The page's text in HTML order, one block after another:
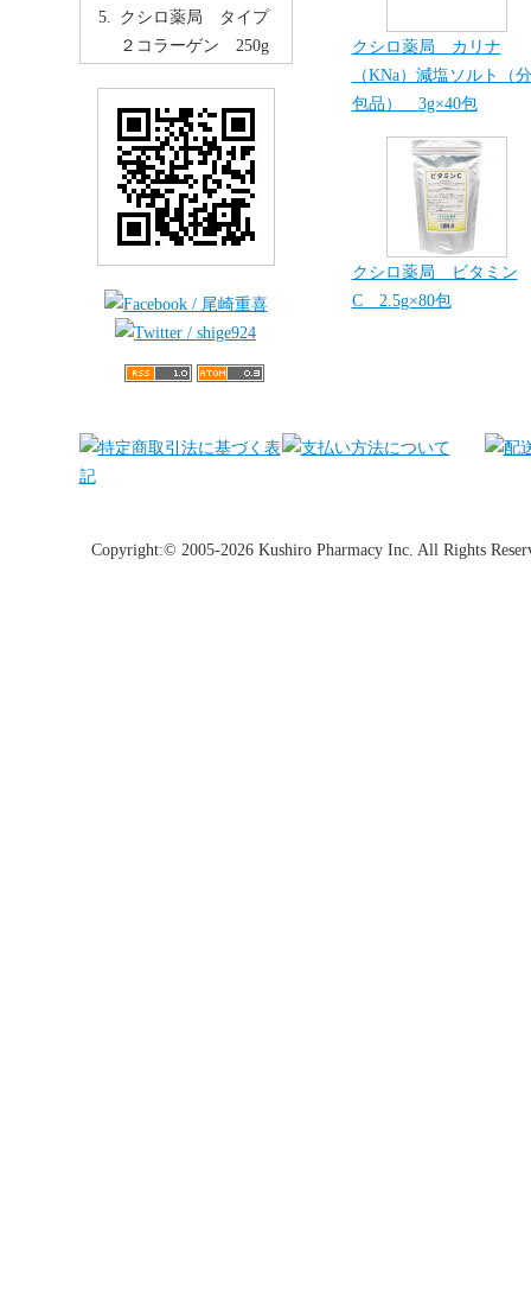
クシロ薬局 カリナ
（KNa）減塩ソルト（分
包品） 3g×40包
クシロ薬局 ビタミン
C 2.5g×80包
クシロ薬局 タイプ
２コラーゲン 250g
Copyright:© 2005-2026 Kushiro Pharmacy Inc. All Rights